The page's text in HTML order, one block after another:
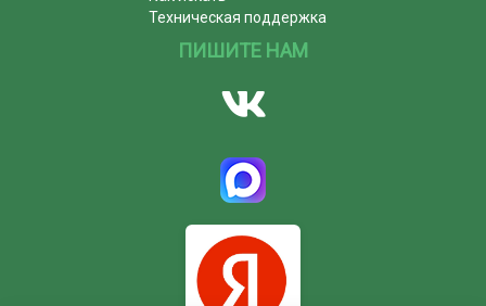
Техническая поддержка
ПИШИТЕ НАМ